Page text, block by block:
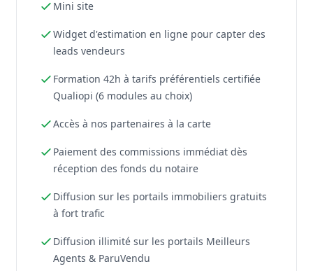
Mini site
Widget d'estimation en ligne pour capter des
leads vendeurs
Formation 42h à tarifs préférentiels certifiée
Qualiopi (6 modules au choix)
Accès à nos partenaires à la carte
Paiement des commissions immédiat dès
réception des fonds du notaire
Diffusion sur les portails immobiliers gratuits
à fort trafic
Diffusion illimité sur les portails Meilleurs
Agents & ParuVendu